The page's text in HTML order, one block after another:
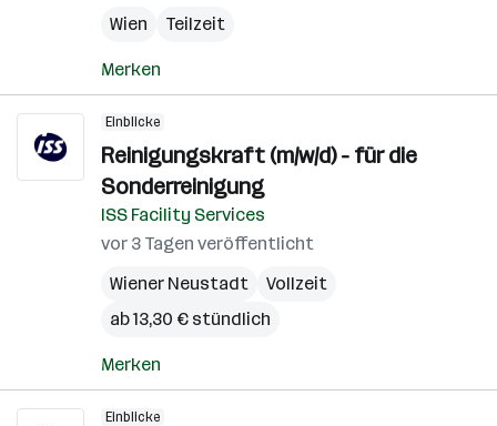
Wien
Teilzeit
Merken
Einblicke
Reinigungskraft (m/w/d) - für die
Sonderreinigung
ISS Facility Services
vor 3 Tagen veröffentlicht
Wiener Neustadt
Vollzeit
ab 13,30 € stündlich
Merken
Einblicke